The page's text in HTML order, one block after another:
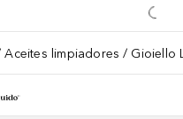
Aceites limpiadores Gioiello